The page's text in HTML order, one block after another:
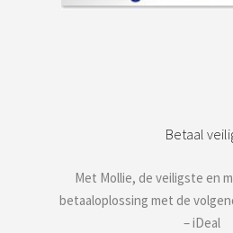
Betaal
Met Mollie, de veiligste en
betaaloplossing met de
– iDeal